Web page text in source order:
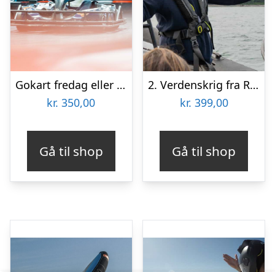
Gokart fredag eller lørdag hos Ballerup Gokart Center
kr. 350,00
Gå til shop
2. Verdenskrig fra RIB-båd med Mai-Event
kr. 399,00
Gå til shop